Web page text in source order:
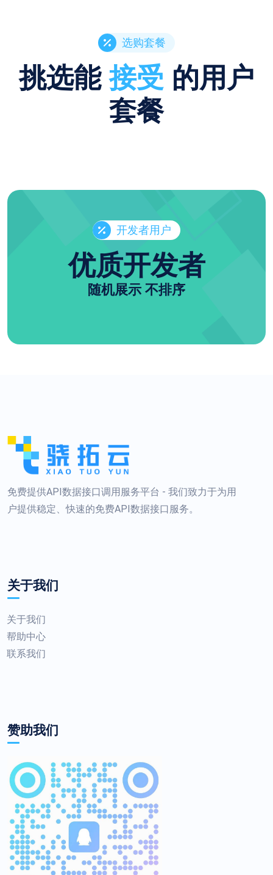
选购套餐
挑选能接受 的用户
套餐
开发者用户
优质开发者
随机展示 不排序
免费提供API数据接口调用服务平台 - 我们致力于为用
户提供稳定、快速的免费API数据接口服务。
关于我们
关于我们
帮助中心
联系我们
赞助我们